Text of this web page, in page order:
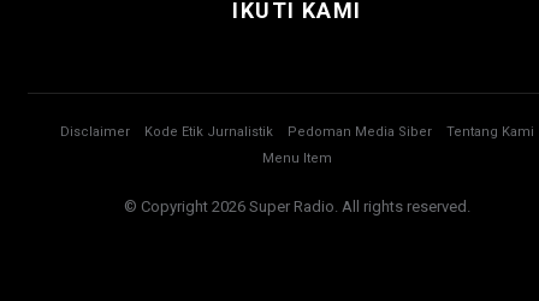
IKUTI KAMI
Disclaimer Kode Etik Jurnalistik Pedoman Media Siber
Tentang Kami
Menu Item
© Copyright 2026 Super Radio. All rights reserved.